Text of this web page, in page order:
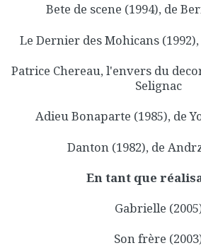
Bete de scene (1994), de
Le Dernier des Mohicans
Patrice Chereau, l'envers du
Selignac
Adieu Bonaparte (1985), de
Danton (1982), de
En tant que
Gabrielle
Son frère